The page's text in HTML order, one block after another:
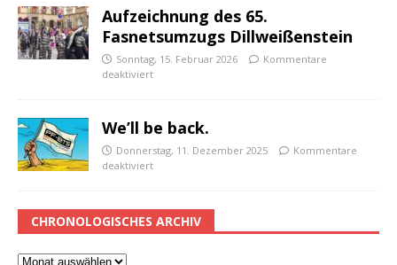
Aufzeichnung des 65.
Fasnetsumzugs Dillweißenstein
Sonntag, 15. Februar 2026
Kommentare
deaktiviert
We’ll be back.
Donnerstag, 11. Dezember 2025
Kommentare
deaktiviert
CHRONOLOGISCHES ARCHIV